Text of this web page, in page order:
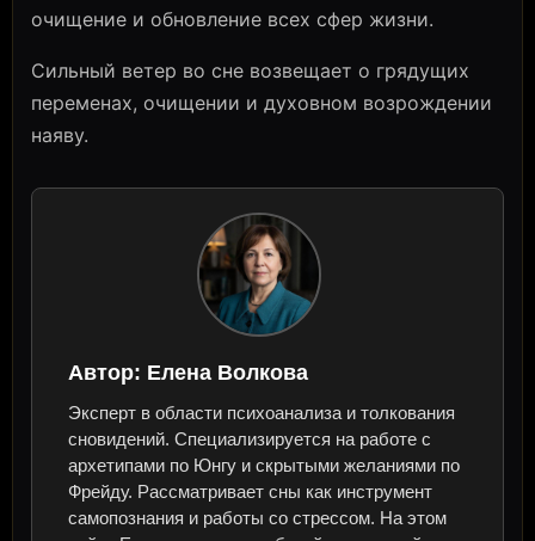
очищение и обновление всех сфер жизни.
Сильный ветер во сне возвещает о грядущих
переменах, очищении и духовном возрождении
наяву.
Автор: Елена Волкова
Эксперт в области психоанализа и толкования
сновидений. Специализируется на работе с
архетипами по Юнгу и скрытыми желаниями по
Фрейду. Рассматривает сны как инструмент
самопознания и работы со стрессом. На этом